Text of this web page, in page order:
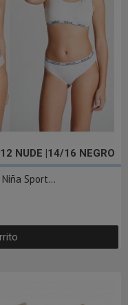
NUDE |14/16 NEGRO
Sport...